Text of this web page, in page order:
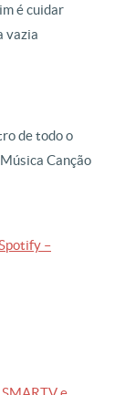
é cuidar
vazia
de todo o
Canção
–